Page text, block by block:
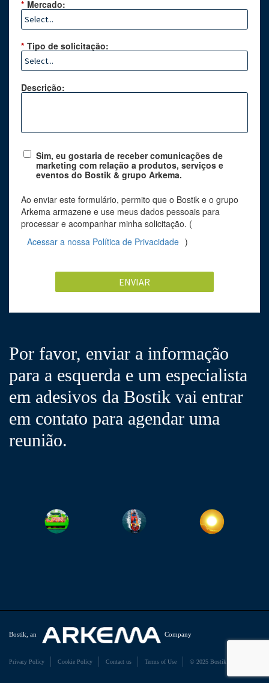
* Mercado:
* Tipo de solicitação:
Descrição:
Sim, eu gostaria de receber comunicações de
marketing com relação a produtos, serviços e
eventos do Bostik & grupo Arkema.
Ao enviar este formulário, permito que o Bostik e o grupo
Arkema armazene e use meus dados pessoais para
processar e acompanhar minha solicitação. (
Acessar a nossa Política de Privacidade )
ENVIAR
Por favor, enviar a informação
para a esquerda e um especialista
em adesivos da Bostik vai entrar
em contato para agendar uma
reunião.
Bostik, an Company
Privacy Policy Cookie Policy Contact us Terms of Use © 2025 Bostik